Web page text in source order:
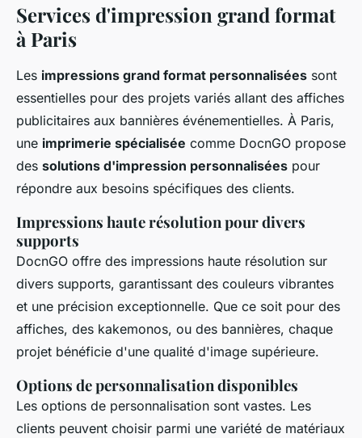
Services d'impression grand format
à Paris
Les impressions grand format personnalisées sont
essentielles pour des projets variés allant des affiches
publicitaires aux bannières événementielles. À Paris,
une imprimerie spécialisée comme DocnGO propose
des solutions d'impression personnalisées pour
répondre aux besoins spécifiques des clients.
Impressions haute résolution pour divers
supports
DocnGO offre des impressions haute résolution sur
divers supports, garantissant des couleurs vibrantes
et une précision exceptionnelle. Que ce soit pour des
affiches, des kakemonos, ou des bannières, chaque
projet bénéficie d'une qualité d'image supérieure.
Options de personnalisation disponibles
Les options de personnalisation sont vastes. Les
clients peuvent choisir parmi une variété de matériaux